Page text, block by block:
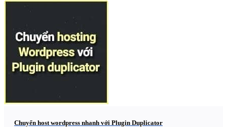
Chuyển host wordpress nhanh với Plugin Duplicator